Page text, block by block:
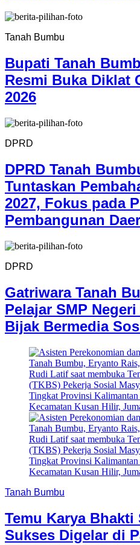
Tanah Bumbu
Bupati Tanah
Resmi Buka Diklat
2026
DPRD
DPRD Tanah
Tuntaskan
2027, Fokus pada
Pembangunan
DPRD
Gatriwara Tanah
Pelajar SMP
Bijak Bermedia
Tanah Bumbu
Temu Karya Bhakti
Sukses Digelar di